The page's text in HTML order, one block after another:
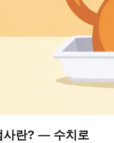
사란? — 수치로